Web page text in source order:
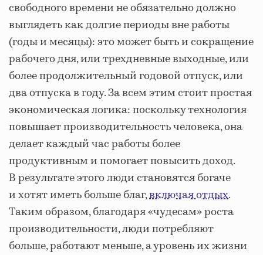
свободного времени не обязательно должно
выглядеть как долгие периоды вне работы
(годы и месяцы): это может быть и сокращение
рабочего дня, или трехдневные выходные, или
более продолжительный годовой отпуск, или
два отпуска в году. За всем этим стоит простая
экономическая логика: поскольку технология
повышает производительность человека, она
делает каждый час работы более
продуктивным и помогает повысить доход.
В результате этого люди становятся богаче
и хотят иметь больше благ,включая отдых.
Таким образом, благодаря «чудесам» роста
производительности, люди потребляют
больше, работают меньше, а уровень их жизни